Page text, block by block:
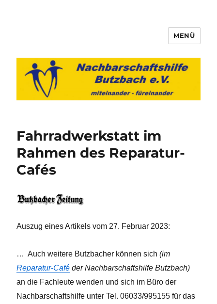
Nachbarschaftshilfe Butzbach
e.V.
MENÜ
Fahrradwerkstatt im
Rahmen des Reparatur-
Cafés
Auszug eines Artikels vom 27. Februar 2023:
… Auch weitere Butzbacher können sich(im
Reparatur-Café der Nachbarschaftshilfe Butzbach)
an die Fachleute wenden und sich im Büro der
Nachbarschaftshilfe unter Tel. 06033/995155 für das